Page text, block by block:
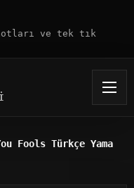
ve tek tık
Fools Türkçe Yama